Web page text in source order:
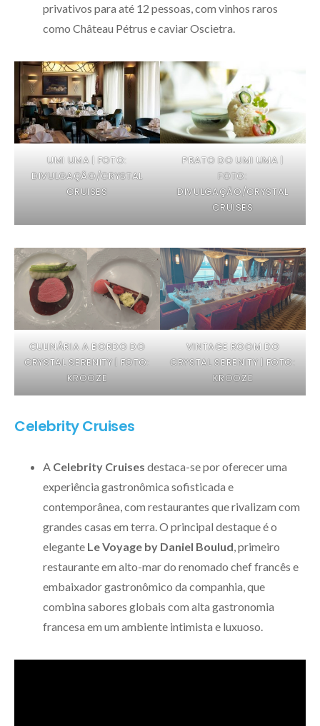
privativos para até 12 pessoas, com vinhos raros
como Château Pétrus e caviar Oscietra.
UMI UMA | FOTO:
DIVULGAÇÃO/CRYSTAL
CRUISES
PRATO DO UMI UMA |
FOTO:
DIVULGAÇÃO/CRYSTAL
CRUISES
CULINÁRIA A BORDO DO
CRYSTAL SERENITY | FOTO:
KROOZE
VINTAGE ROOM DO
CRYSTAL SERENITY | FOTO:
KROOZE
Celebrity Cruises
A Celebrity Cruises destaca-se por oferecer uma
experiência gastronômica sofisticada e
contemporânea, com restaurantes que rivalizam com
grandes casas em terra. O principal destaque é o
elegante Le Voyage by Daniel Boulud , primeiro
restaurante em alto-mar do renomado chef francês e
embaixador gastronômico da companhia, que
combina sabores globais com alta gastronomia
francesa em um ambiente intimista e luxuoso.